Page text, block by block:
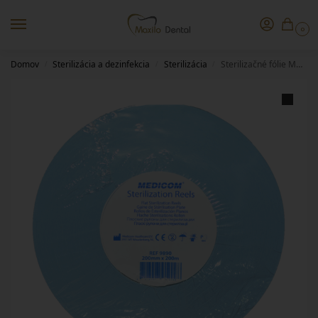
0
Domov Sterilizácia a dezinfekcia Sterilizácia Sterilizačné fólie Medicom 200mmx200m